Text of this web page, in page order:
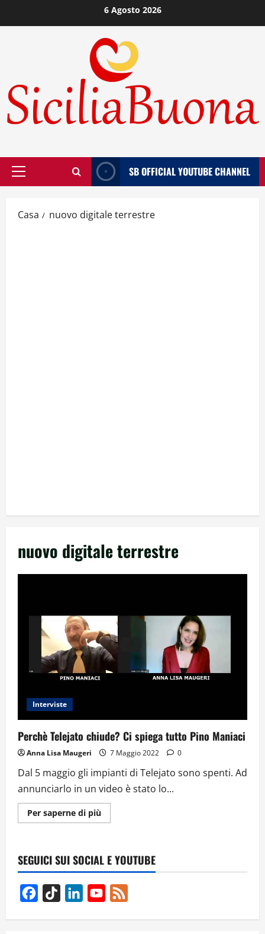
al
6 Agosto 2026
Menù
SB OFFICIAL YOUTUBE CHANNEL
Casa nuovo digitale terrestre
nuovo digitale terrestre
Interviste
Perchè Telejato chiude? Ci spiega tutto Pino Maniaci
Anna Lisa Maugeri 7 Maggio 2022 0
Dal 5 maggio gli impianti di Telejato sono spenti. Ad
annunciarlo in un video è stato lo...
Per saperne di piùUlteriori
informazioni
chiude?
Ci
spiega
Pino
Maniaci
SEGUICI SUI SOCIAL E YOUTUBE
Facebook
TikTok LinkedInYouTube